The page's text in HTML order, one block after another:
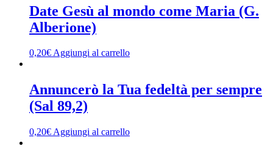
Date Gesù al mondo come Maria (G.
Alberione)
0,20€Aggiungi al carrello
Annuncerò la Tua fedeltà per sempre
(Sal 89,2)
0,20€ Aggiungi al carrello